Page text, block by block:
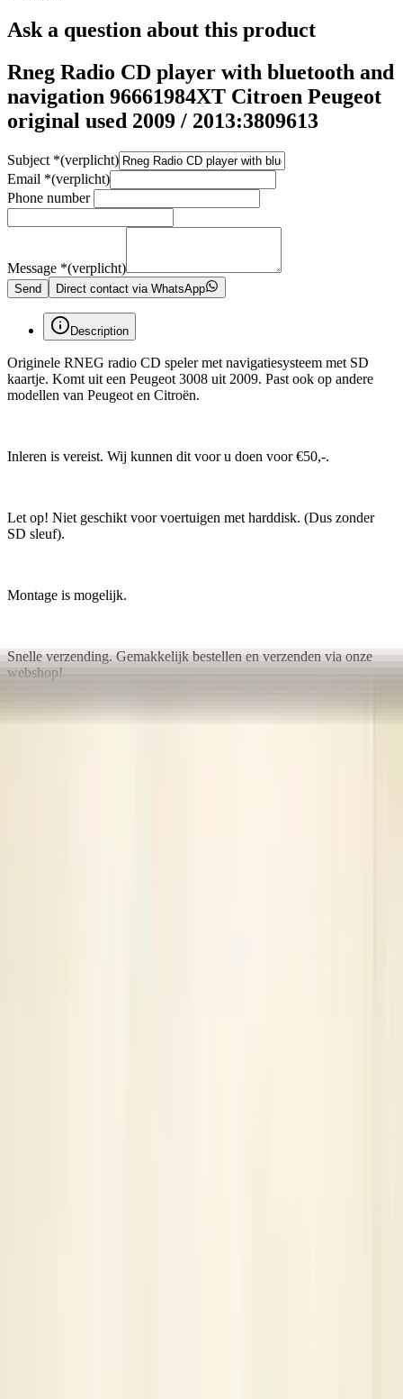
Ask a question about this product
Rneg Radio CD player with bluetooth and
navigation 96661984XT Citroen Peugeot
original used 2009 / 2013:3809613
Subject *(verplicht)
Email *(verplicht)
Phone number
Message *(verplicht)
Send Direct contact via WhatsApp
Description
Originele RNEG radio CD speler met navigatiesysteem met SD
kaartje. Komt uit een Peugeot 3008 uit 2009. Past ook op andere
modellen van Peugeot en Citroën.
Inleren is vereist. Wij kunnen dit voor u doen voor €50,-.
Let op! Niet geschikt voor voertuigen met harddisk. (Dus zonder
SD sleuf).
Montage is mogelijk.
Snelle verzending. Gemakkelijk bestellen en verzenden via onze
webshop!